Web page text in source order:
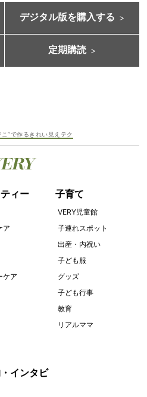
デジタル版を購入する
定期購読
”で作るきれい見えテク
ィー
ア
ケア
子育て
VERY児童館
子連れスポット
出産・内祝い
子ども服
グッズ
子ども行事
教育
リアルママ
インタビ